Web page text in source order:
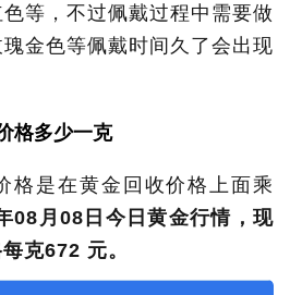
等，不过佩戴过程中需要做
金色等佩戴时间久了会出现
格多少一克
格是在黄金回收价格上面乘
08月08日今日黄金行情，现
克672 元。